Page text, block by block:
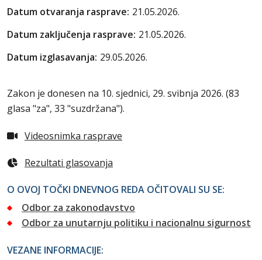
Datum otvaranja rasprave: 21.05.2026.
Datum zaključenja rasprave: 21.05.2026.
Datum izglasavanja: 29.05.2026.
Zakon je donesen na 10. sjednici, 29. svibnja 2026. (83
glasa "za", 33 "suzdržana").
Videosnimka rasprave
Rezultati glasovanja
O OVOJ TOČKI DNEVNOG REDA OČITOVALI SU SE:
Odbor za zakonodavstvo
Odbor za unutarnju politiku i nacionalnu sigurnost
VEZANE INFORMACIJE: